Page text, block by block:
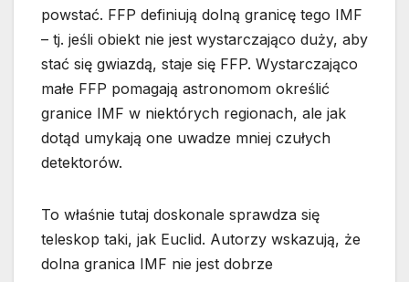
powstać. FFP definiują dolną granicę tego IMF
– tj. jeśli obiekt nie jest wystarczająco duży, aby
stać się gwiazdą, staje się FFP. Wystarczająco
małe FFP pomagają astronomom określić
granice IMF w niektórych regionach, ale jak
dotąd umykają one uwadze mniej czułych
detektorów.
To właśnie tutaj doskonale sprawdza się
teleskop taki, jak Euclid. Autorzy wskazują, że
dolna granica IMF nie jest dobrze